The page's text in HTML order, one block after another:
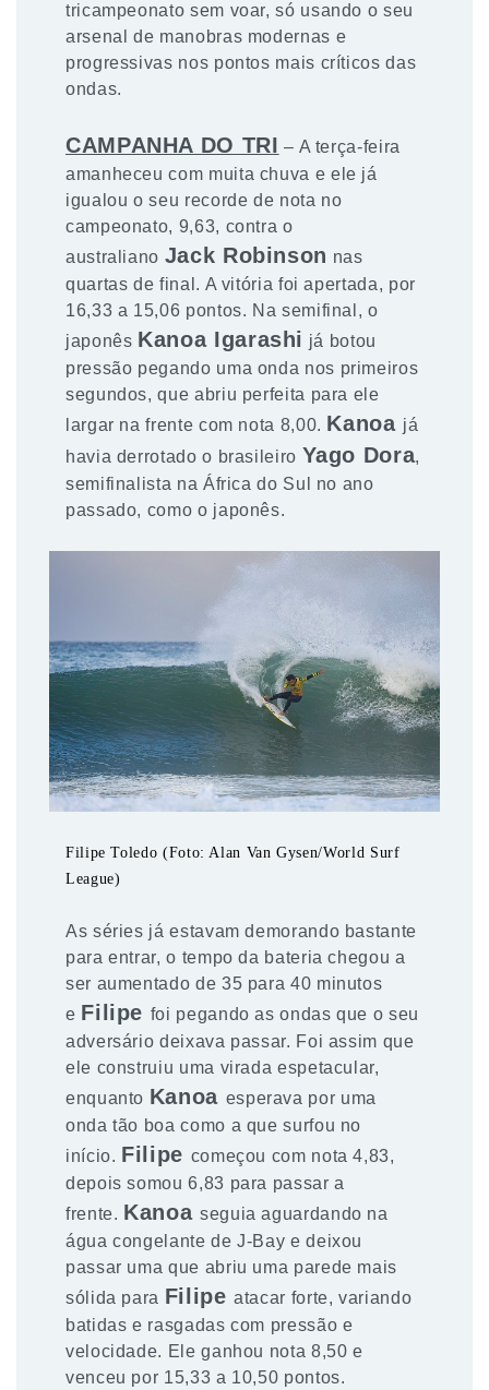
tricampeonato sem voar, só usando o seu
arsenal de manobras modernas e
progressivas nos pontos mais críticos das
ondas.
CAMPANHA DO TRI – A terça-feira
amanheceu com muita chuva e ele já
igualou o seu recorde de nota no
campeonato, 9,63, contra o
australiano Jack Robinson nas
quartas de final. A vitória foi apertada, por
16,33 a 15,06 pontos. Na semifinal, o
japonês Kanoa Igarashi já botou
pressão pegando uma onda nos primeiros
segundos, que abriu perfeita para ele
largar na frente com nota 8,00. Kanoa já
havia derrotado o brasileiro Yago Dora,
semifinalista na África do Sul no ano
passado, como o japonês.
Filipe Toledo (Foto: Alan Van Gysen/World Surf
League)
As séries já estavam demorando bastante
para entrar, o tempo da bateria chegou a
ser aumentado de 35 para 40 minutos
e Filipe foi pegando as ondas que o seu
adversário deixava passar. Foi assim que
ele construiu uma virada espetacular,
enquanto Kanoa esperava por uma
onda tão boa como a que surfou no
início. Filipe começou com nota 4,83,
depois somou 6,83 para passar a
frente. Kanoa seguia aguardando na
água congelante de J-Bay e deixou
passar uma que abriu uma parede mais
sólida para Filipeatacar forte, variando
batidas e rasgadas com pressão e
velocidade. Ele ganhou nota 8,50 e
venceu por 15,33 a 10,50 pontos.